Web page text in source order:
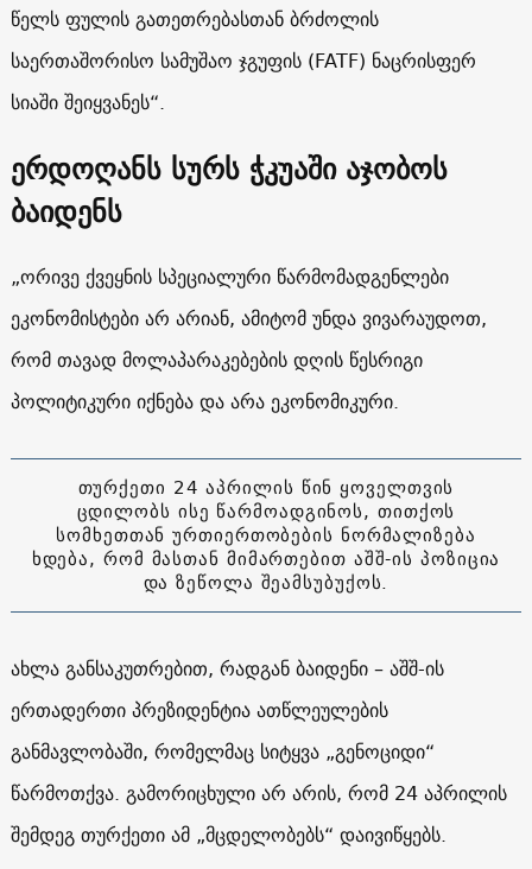
წელს ფულის გათეთრებასთან ბრძოლის
საერთაშორისო სამუშაო ჯგუფის (FATF) ნაცრისფერ
სიაში შეიყვანეს“.
ერდოღანს სურს ჭკუაში აჯობოს
ბაიდენს
„ორივე ქვეყნის სპეციალური წარმომადგენლები
ეკონომისტები არ არიან, ამიტომ უნდა ვივარაუდოთ,
რომ თავად მოლაპარაკებების დღის წესრიგი
პოლიტიკური იქნება და არა ეკონომიკური.
თურქეთი 24 აპრილის წინ ყოველთვის
ცდილობს ისე წარმოადგინოს, თითქოს
სომხეთთან ურთიერთობების ნორმალიზება
ხდება, რომ მასთან მიმართებით აშშ-ის პოზიცია
და ზეწოლა შეამსუბუქოს.
ახლა განსაკუთრებით, რადგან ბაიდენი – აშშ-ის
ერთადერთი პრეზიდენტია ათწლეულების
განმავლობაში, რომელმაც სიტყვა „გენოციდი“
წარმოთქვა. გამორიცხული არ არის, რომ 24 აპრილის
შემდეგ თურქეთი ამ „მცდელობებს“ დაივიწყებს.